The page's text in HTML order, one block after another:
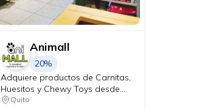
Animall
20%
Adquiere productos de Carnitas,
Huesitos y Chewy Toys desde
USD 9.99 y recibe el 20% de
Quito